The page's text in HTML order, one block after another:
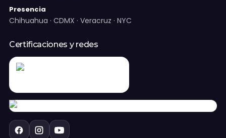
Presencia
Chihuahua · CDMX · Veracruz · NYC
Certificaciones y redes